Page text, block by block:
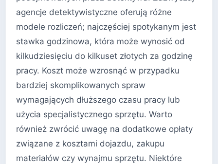
agencje detektywistyczne oferują różne
modele rozliczeń; najczęściej spotykanym jest
stawka godzinowa, która może wynosić od
kilkudziesięciu do kilkuset złotych za godzinę
pracy. Koszt może wzrosnąć w przypadku
bardziej skomplikowanych spraw
wymagających dłuższego czasu pracy lub
użycia specjalistycznego sprzętu. Warto
również zwrócić uwagę na dodatkowe opłaty
związane z kosztami dojazdu, zakupu
materiałów czy wynajmu sprzętu. Niektóre